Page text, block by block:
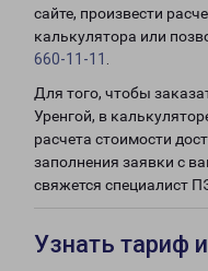
сайте, произвести
калькулятора или
660-11-11
Для того, чтобы
Уренгой, в
расчета стоимости
заполнения заявки с
свяжется специалист
Узнать тариф